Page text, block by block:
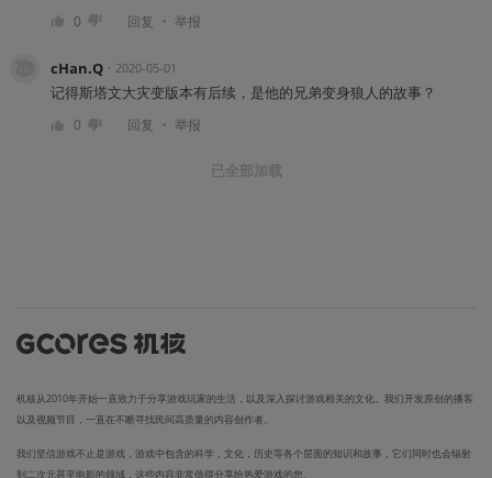
0 回复 ・ 举报
cHan.Q・ 2020-05-01
记得斯塔文大灾变版本有后续，是他的兄弟变身狼人的故事？
0 回复 ・ 举报
已全部加载
机核从2010年开始一直致力于分享游戏玩家的生活，以及深入探讨游戏相关的文化。我们开发原创的播客
以及视频节目，一直在不断寻找民间高质量的内容创作者。
我们坚信游戏不止是游戏，游戏中包含的科学，文化，历史等各个层面的知识和故事，它们同时也会辐射
到二次元甚至电影的领域，这些内容非常值得分享给热爱游戏的您。